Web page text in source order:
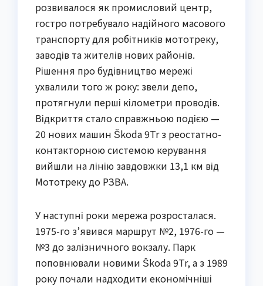
розвивалося як промисловий центр,
гостро потребувало надійного масового
транспорту для робітників мототреку,
заводів та жителів нових районів.
Рішення про будівництво мережі
ухвалили того ж року: звели депо,
протягнули перші кілометри проводів.
Відкриття стало справжньою подією —
20 нових машин Škoda 9Tr з реостатно-
контакторною системою керування
вийшли на лінію завдовжки 13,1 км від
Мототреку до РЗВА.
У наступні роки мережа розросталася.
1975-го з’явився маршрут №2, 1976-го —
№3 до залізничного вокзалу. Парк
поповнювали новими Škoda 9Tr, а з 1989
року почали надходити економічніші